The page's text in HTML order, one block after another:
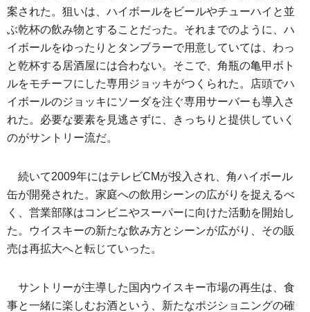
案された。狙いは、ハイボールをビールやチューハイと並
ぶ乾杯の飲み物とすることだった。それまでのように、ハ
イボールをゆったりとタンブラーで用意していては、わっ
と乾杯する居酒屋には合わない。そこで、角瓶の亀甲ボト
ルをモチーフにした専用ジョッキがつくられた。店頭でハ
イボールのジョッキにソーダを注ぐ専用サーバーも導入さ
れた。必要な要素を見逃さずに、きっちりと提供していく
のがサントリー流だ。
続いて2009年にはテレビCMが投入され、角ハイボール
缶が開発された。家庭への飲用シーンの広がりを捉えるべ
く、営業部隊はコンビニやスーパーに向けた活動を開始し
た。ウイスキーの新たな飲み方とシーンが広がり、その販
売は再拡大へと転じていった。
サントリーが主導した国内ウイスキー市場の再生は、食
事と一緒に楽しむお酒という、新たなポジショニングの確